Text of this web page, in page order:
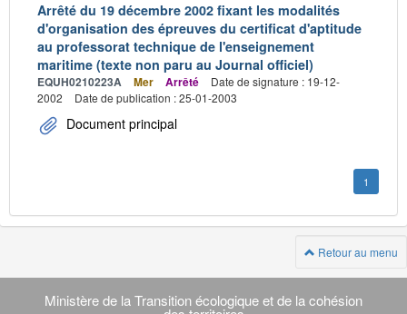
Arrêté du 19 décembre 2002 fixant les modalités
d'organisation des épreuves du certificat d'aptitude
au professorat technique de l'enseignement
maritime (texte non paru au Journal officiel)
EQUH0210223A Mer Arrêté
Date de signature : 19-12-
2002
Date de publication : 25-01-2003
Document principal
1
Retour au menu
Navigation
transverse
Ministère de la Transition écologique et de la cohésion